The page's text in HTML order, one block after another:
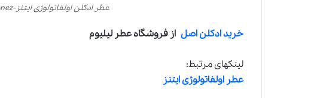
عطر ادکلن اولفاتولوژی ایتنز-Olfattology Itenez
خرید ادکلن اصل از فروشگاه عطر لیلیوم
لینکهای مرتبط:
عطر اولفاتولوژی ایتنز